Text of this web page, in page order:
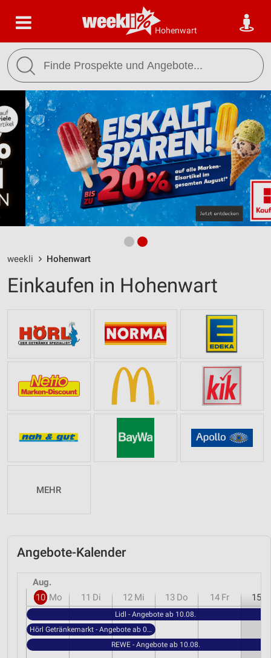
Hohenwart
weekli Hohenwart
Einkaufen in Hohenwart
MEHR
Angebote-Kalender
Aug.
10 Mo 11 Di 12 Mi 13 Do 14 Fr 15
Lidl - Angebote ab 10.08.
Hörl Getränkemarkt - Angebote ab 06.08.
REWE - Angebote ab 10.08.